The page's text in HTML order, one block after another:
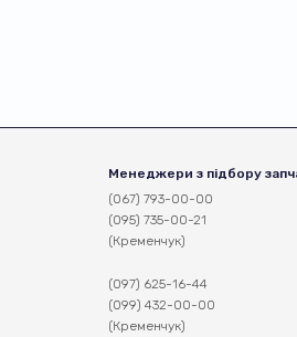
Менеджери з підбору
(067) 793-00-00
(095) 735-00-21
(Кременчук)
(097) 625-16-44
(099) 432-00-00
(Кременчук)